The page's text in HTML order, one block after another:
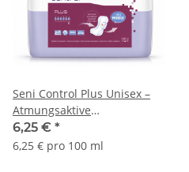
Seni Control Plus Unisex –
Atmungsaktive
Inkontinenzeinlagen für
Damen & Herren
6,25 € *
6,25 € pro 100 ml